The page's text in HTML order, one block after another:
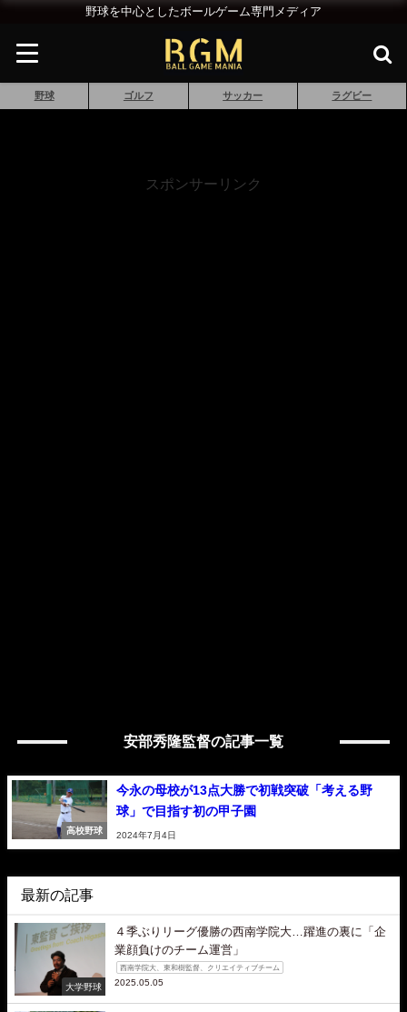
野球を中心としたボールゲーム専門メディア
野球 ゴルフ サッカー ラグビー
スポンサーリンク
安部秀隆監督の記事一覧
高校野球
今永の母校が13点大勝で初戦突破「考える野
球」で目指す初の甲子園
2024年7月4日
最新の記事
大学野球
４季ぶりリーグ優勝の西南学院大…躍進の裏に「企
業顔負けのチーム運営」
西南学院大、東和樹監督、クリエイティブチーム
2025.05.05